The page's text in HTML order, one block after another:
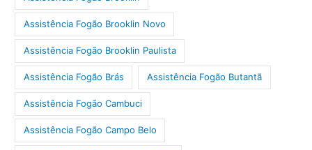
Assistência Fogão Brooklin Novo
Assistência Fogão Brooklin Paulista
Assistência Fogão Brás Assistência Fogão Butantã
Assistência Fogão Cambuci
Assistência Fogão Campo Belo